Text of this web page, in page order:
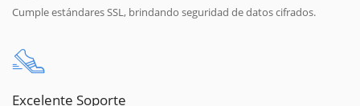
Cumple estándares SSL, brindando seguridad de datos cifrados.
Excelente Soporte